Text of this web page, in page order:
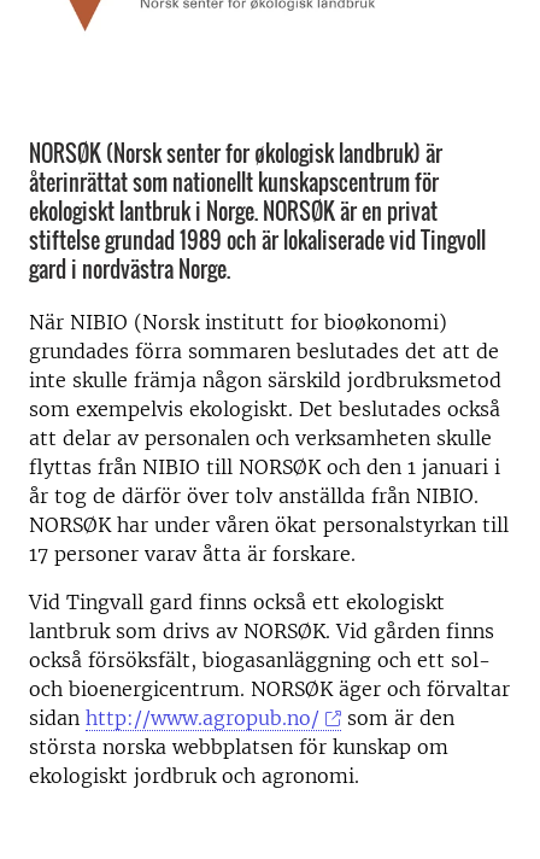
NORSØK (Norsk senter for økologisk landbruk) är
återinrättat som nationellt kunskapscentrum för
ekologiskt lantbruk i Norge. NORSØK är en privat
stiftelse grundad 1989 och är lokaliserade vid Tingvoll
gard i nordvästra Norge.
När NIBIO (Norsk institutt for bioøkonomi)
grundades förra sommaren beslutades det att de
inte skulle främja någon särskild jordbruksmetod
som exempelvis ekologiskt. Det beslutades också
att delar av personalen och verksamheten skulle
flyttas från NIBIO till NORSØK och den 1 januari i
år tog de därför över tolv anställda från NIBIO.
NORSØK har under våren ökat personalstyrkan till
17 personer varav åtta är forskare.
Vid Tingvall gard finns också ett ekologiskt
lantbruk som drivs av NORSØK. Vid gården finns
också försöksfält, biogasanläggning och ett sol-
och bioenergicentrum. NORSØK äger och förvaltar
sidan http://www.agropub.no/
som är den
största norska webbplatsen för kunskap om
ekologiskt jordbruk och agronomi.